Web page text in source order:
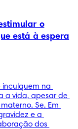
o
está à espera
inculquem na
a vida, apesar de
Se. Em
e a
dos